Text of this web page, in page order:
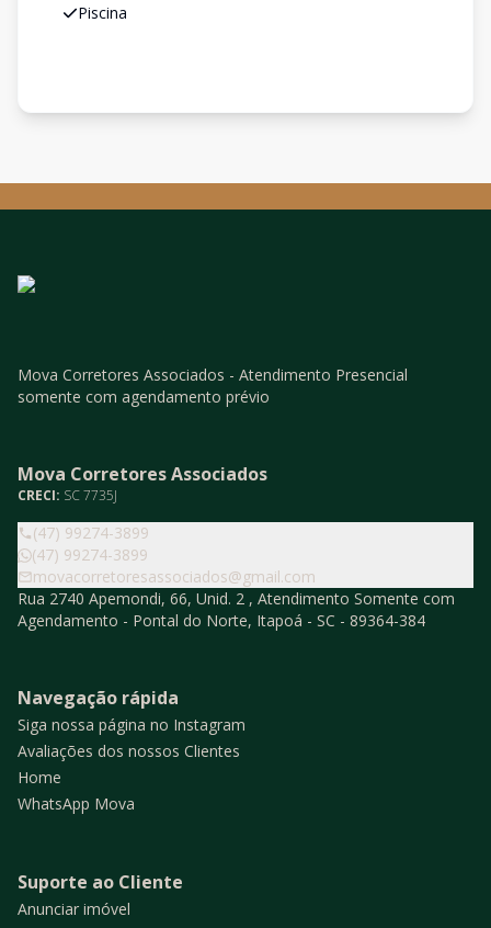
Piscina
Mova Corretores Associados - Atendimento Presencial
somente com agendamento prévio
Mova Corretores Associados
CRECI: SC 7735J
(47) 99274-3899
(47) 99274-3899
movacorretoresassociados@gmail.com
Rua 2740 Apemondi, 66, Unid. 2 , Atendimento Somente com
Agendamento - Pontal do Norte, Itapoá - SC - 89364-384
Navegação rápida
Siga nossa página no Instagram
Avaliações dos nossos Clientes
Home
WhatsApp Mova
Suporte ao Cliente
Anunciar imóvel